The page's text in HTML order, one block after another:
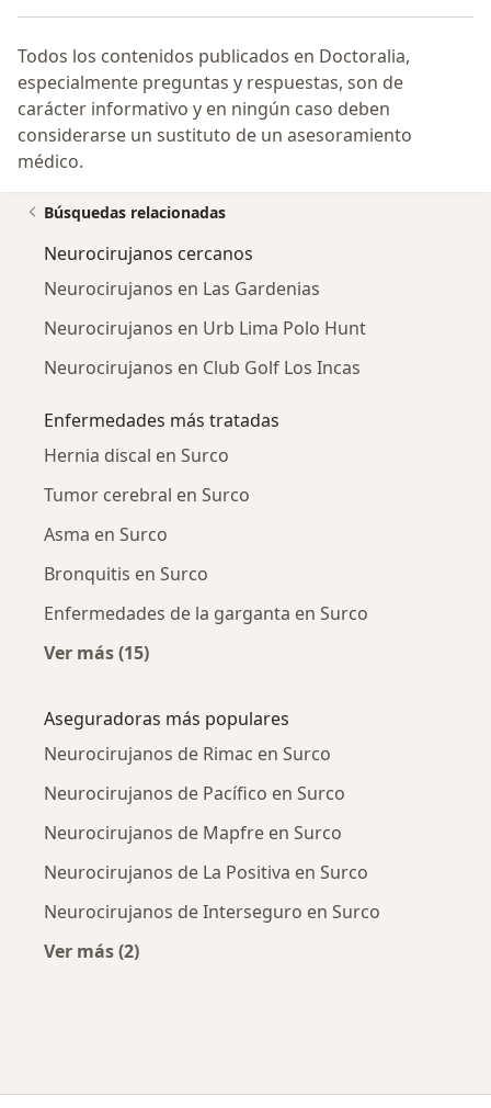
Todos los contenidos publicados en Doctoralia,
especialmente preguntas y respuestas, son de
carácter informativo y en ningún caso deben
considerarse un sustituto de un asesoramiento
médico.
Búsquedas relacionadas
Neurocirujanos cercanos
Neurocirujanos en Las Gardenias
Neurocirujanos en Urb Lima Polo Hunt
Neurocirujanos en Club Golf Los Incas
Enfermedades más tratadas
Hernia discal en Surco
Tumor cerebral en Surco
Asma en Surco
Bronquitis en Surco
Enfermedades de la garganta en Surco
Ver más (15)
Aseguradoras más populares
Neurocirujanos de Rimac en Surco
Neurocirujanos de Pacífico en Surco
Neurocirujanos de Mapfre en Surco
Neurocirujanos de La Positiva en Surco
Neurocirujanos de Interseguro en Surco
Ver más (2)